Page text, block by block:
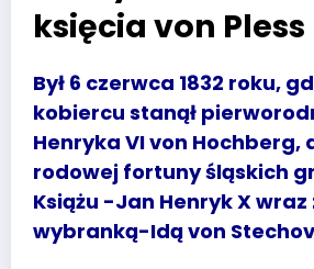
księcia von Pless
Był 6 czerwca 1832 roku,
kobiercu stanął
Henryka VI von Hochberg,
rodowej fortuny śląskich
Książu -Jan Henryk X wraz
wybranką-Idą von